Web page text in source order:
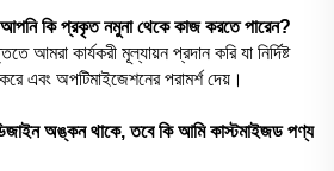
কি প্রকৃত নমুনা থেকে কাজ করতে পারেন?
আমরা কার্যকরী মূল্যায়ন প্রদান করি যা নির্দিষ্ট
এবং অপটিমাইজেশনের পরামর্শ দেয়।
অঙ্কন থাকে, তবে কি আমি কাস্টমাইজড পণ্য